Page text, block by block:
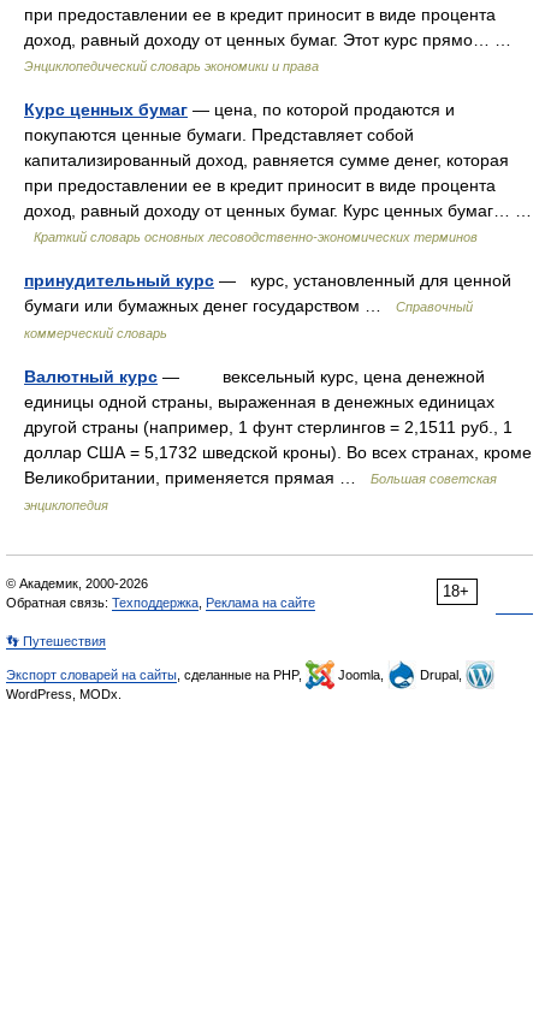
при предоставлении ее в кредит приносит в виде процента
доход, равный доходу от ценных бумаг. Этот курс прямо… …
Энциклопедический словарь экономики и права
Курс ценных бумаг — цена, по которой продаются и
покупаются ценные бумаги. Представляет собой
капитализированный доход, равняется сумме денег, которая
при предоставлении ее в кредит приносит в виде процента
доход, равный доходу от ценных бумаг. Курс ценных бумаг… …
Краткий словарь основных лесоводственно-экономических терминов
принудительный курс — курс, установленный для ценной
бумаги или бумажных денег государством …
Справочный
коммерческий словарь
Валютный курс — вексельный курс, цена денежной
единицы одной страны, выраженная в денежных единицах
другой страны (например, 1 фунт стерлингов = 2,1511 руб., 1
доллар США = 5,1732 шведской кроны). Во всех странах, кроме
Великобритании, применяется прямая …
Большая советская
энциклопедия
18+
© Академик, 2000-2026
Обратная связь: Техподдержка Реклама на сайте
👣 Путешествия
Экспорт словарей на сайты , сделанные на PHP, Joomla,
Drupal,
WordPress, MODx.